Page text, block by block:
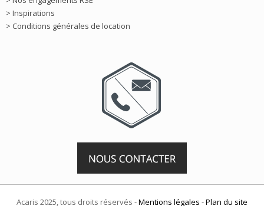
> Inspirations
> Conditions générales de location
Acaris 2025, tous droits réservés -Mentions légales -Plan du site